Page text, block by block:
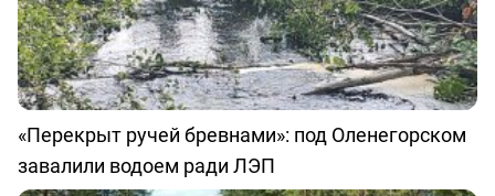
«Перекрыт ручей бревнами»: под Оленегорском
завалили водоем ради ЛЭП